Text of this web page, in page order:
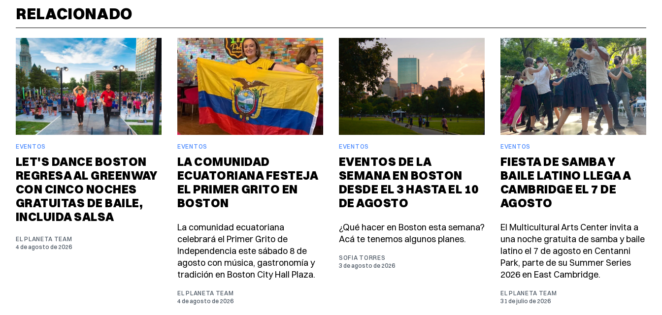
RELACIONADO
EVENTOS
LET'S DANCE BOSTON
REGRESA AL GREENWAY
CON CINCO NOCHES
GRATUITAS DE BAILE,
INCLUIDA SALSA
EL PLANETA TEAM
4 de agosto de 2026
EVENTOS
LA COMUNIDAD
ECUATORIANA FESTEJA
EL PRIMER GRITO EN
BOSTON
La comunidad ecuatoriana
celebrará el Primer Grito de
Independencia este sábado 8 de
agosto con música, gastronomía y
tradición en Boston City Hall Plaza.
EL PLANETA TEAM
4 de agosto de 2026
EVENTOS
EVENTOS DE LA
SEMANA EN BOSTON
DESDE EL 3 HASTA EL 10
DE AGOSTO
¿Qué hacer en Boston esta semana?
Acá te tenemos algunos planes.
SOFIA TORRES
3 de agosto de 2026
EVENTOS
FIESTA DE SAMBA Y
BAILE LATINO LLEGA A
CAMBRIDGE EL 7 DE
AGOSTO
El Multicultural Arts Center invita a
una noche gratuita de samba y baile
latino el 7 de agosto en Centanni
Park, parte de su Summer Series
2026 en East Cambridge.
EL PLANETA TEAM
31 de julio de 2026